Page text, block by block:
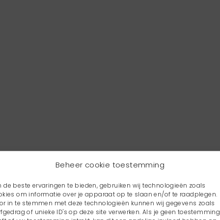
Beheer cookie toestemming
de beste ervaringen te bieden, gebruiken wij technologieën zoals
om informatie over je apparaat op te slaan en/of te raadplegen.
in te stemmen met deze technologieën kunnen wij gegevens zoals
of unieke ID's op deze site verwerken. Als je geen toestemming